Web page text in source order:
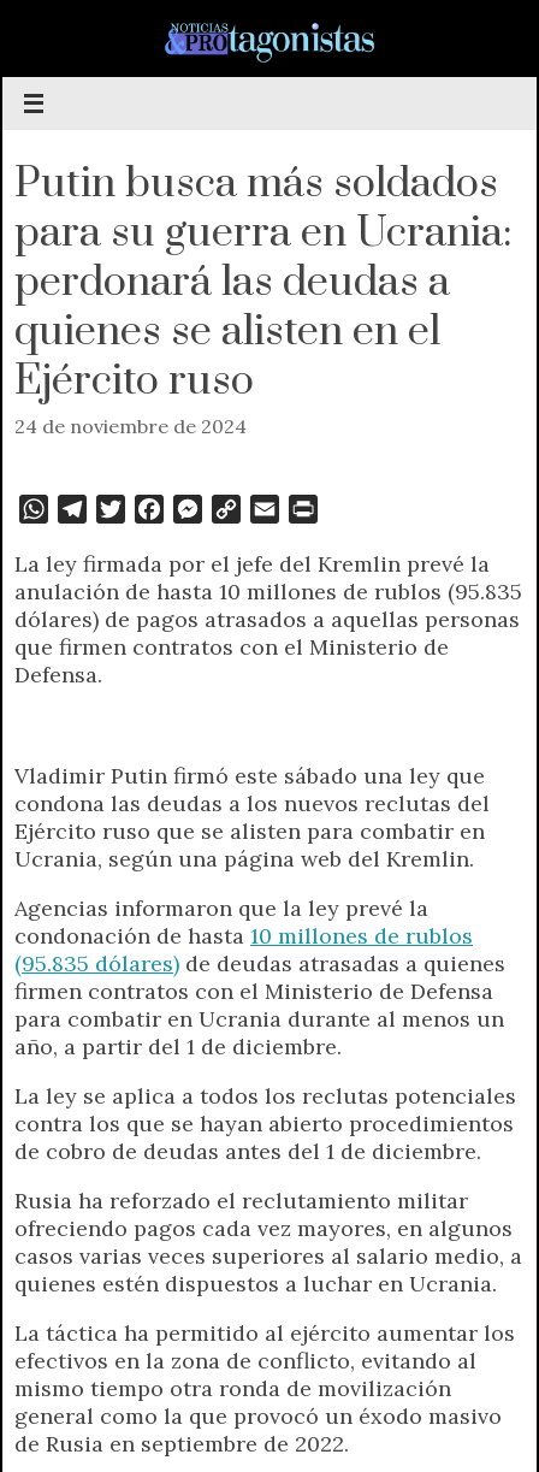
contenido
Putin busca más soldados
para su guerra en Ucrania:
perdonará las deudas a
quienes se alisten en el
Ejército ruso
24 de noviembre de 2024
W
a
t
s
A
p
l
e
g
r
a
i
t
t
e
c
e
b
o
M
s
s
e
n
p
y
L
i
a
i
l
i
n
t
F
n
d
l
y
La ley firmada por el jefe del Kremlin prevé la
anulación de hasta 10 millones de rublos (95.835
dólares) de pagos atrasados a aquellas personas
que firmen contratos con el Ministerio de
Defensa.
Vladimir Putin firmó este sábado una ley que
condona las deudas a los nuevos reclutas del
Ejército ruso que se alisten para combatir en
Ucrania, según una página web del Kremlin.
Agencias informaron que la ley prevé la
condonación de hasta 10 millones de rublos
(95.835 dólares) de deudas atrasadas a quienes
firmen contratos con el Ministerio de Defensa
para combatir en Ucrania durante al menos un
año, a partir del 1 de diciembre.
La ley se aplica a todos los reclutas potenciales
contra los que se hayan abierto procedimientos
de cobro de deudas antes del 1 de diciembre.
Rusia ha reforzado el reclutamiento militar
ofreciendo pagos cada vez mayores, en algunos
casos varias veces superiores al salario medio, a
quienes estén dispuestos a luchar en Ucrania.
La táctica ha permitido al ejército aumentar los
efectivos en la zona de conflicto, evitando al
mismo tiempo otra ronda de movilización
general como la que provocó un éxodo masivo
de Rusia en septiembre de 2022.